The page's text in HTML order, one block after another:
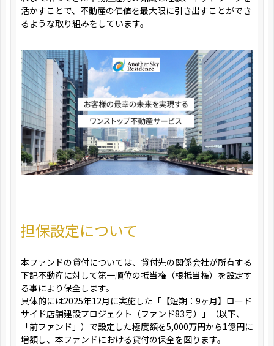
活かすことで、不動産の価値を最大限に引き出すことができ
るような取り組みをしています。
担保設定について
本ファンドの貸付については、貸付先の関係会社が所有する
下記不動産に対して第一順位の抵当権（根抵当権）を設定す
る事により保全します。
具体的には2025年12月に実施した「【短期：9ヶ月】ロード
サイド店舗建設プロジェクト（ファンド83号）」（以下、
「前ファンド」）で設定した極度額を5,000万円から1億円に
増額し、本ファンドにおける貸付の保全を図ります。